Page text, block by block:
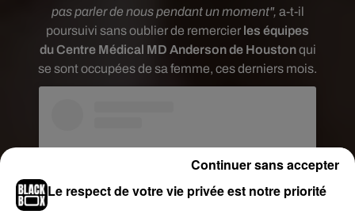
pas parler de nous pendant un moment", a-t-il
poursuivi sans oublier de remercier les équipes
du Centre Médical MD Anderson de Houstonqui
se sont occupées de sa femme, ces derniers mois.
Le respect de votre vie privée est notre priorité
Continuer sans accepter